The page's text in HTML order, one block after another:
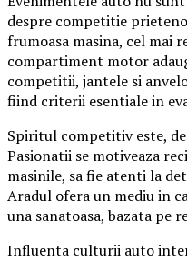
despre competitie
frumoasa masina, cel mai
compartiment motor
competitii, jantele si
fiind criterii esentiale in
Spiritul competitiv este,
Pasionatii se motiveaza
masinile, sa fie atenti la
Aradul ofera un mediu in
una sanatoasa, bazata pe
Influenta culturii auto